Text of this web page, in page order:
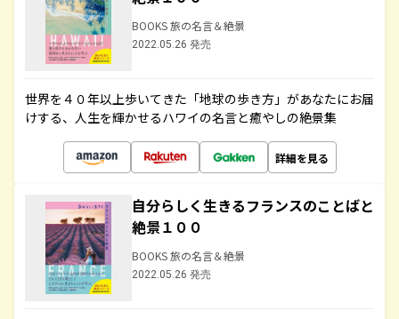
BOOKS 旅の名言＆絶景
2022.05.26 発売
世界を４０年以上歩いてきた「地球の歩き方」があなたにお届
けする、人生を輝かせるハワイの名言と癒やしの絶景集
詳細を見る
自分らしく生きるフランスのことばと
絶景１００
BOOKS 旅の名言＆絶景
2022.05.26 発売